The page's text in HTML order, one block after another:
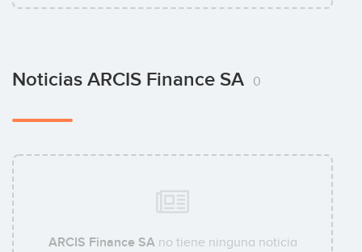
Noticias ARCIS Finance SA 0
ARCIS Finance SAno tiene ninguna noticia